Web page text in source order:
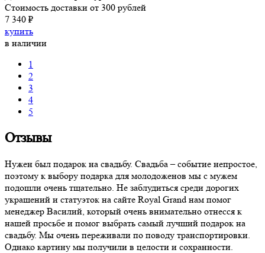
Стоимость доставки от 300 рублей
7 340 ₽
купить
в наличии
1
2
3
4
5
Отзывы
Нужен был подарок на свадьбу. Свадьба – событие непростое,
поэтому к выбору подарка для молодоженов мы с мужем
подошли очень тщательно. Не заблудиться среди дорогих
украшений и статуэток на сайте Royal Grand нам помог
менеджер Василий, который очень внимательно отнесся к
нашей просьбе и помог выбрать самый лучший подарок на
свадьбу. Мы очень переживали по поводу транспортировки.
Однако картину мы получили в целости и сохранности.